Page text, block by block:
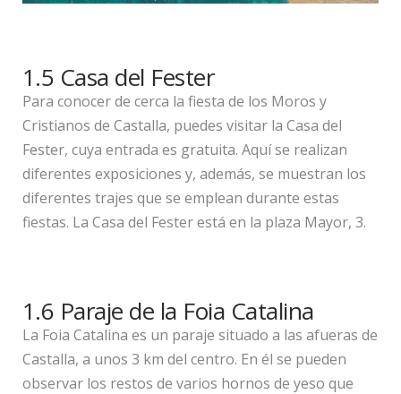
1.5 Casa del Fester
Para conocer de cerca la fiesta de los Moros y
Cristianos de Castalla, puedes visitar la Casa del
Fester, cuya entrada es gratuita. Aquí se realizan
diferentes exposiciones y, además, se muestran los
diferentes trajes que se emplean durante estas
fiestas. La Casa del Fester está en la plaza Mayor, 3.
1.6 Paraje de la Foia Catalina
La Foia Catalina es un paraje situado a las afueras de
Castalla, a unos 3 km del centro. En él se pueden
observar los restos de varios hornos de yeso que